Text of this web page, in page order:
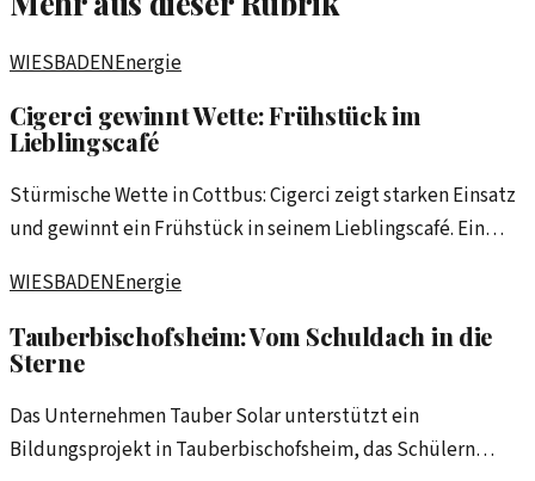
WIESBADENEnergie
Cigerci gewinnt Wette: Frühstück im
Lieblingscafé
Stürmische Wette in Cottbus: Cigerci zeigt starken Einsatz
und gewinnt ein Frühstück in seinem Lieblingscafé. Ein
zusammenschweißt.
WIESBADENEnergie
Tauberbischofsheim: Vom Schuldach in die
Sterne
Das Unternehmen Tauber Solar unterstützt ein
Bildungsprojekt in Tauberbischofsheim, das Schülern